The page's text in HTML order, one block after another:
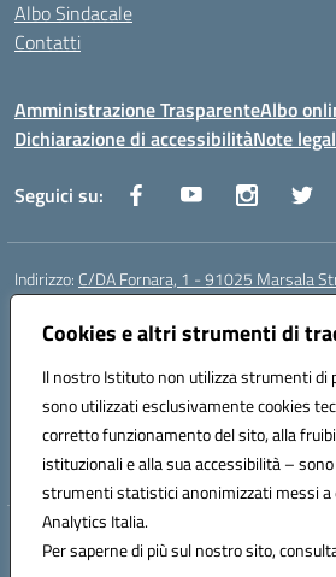
Cookies e altri strumenti di
Il nostro Istituto non utilizza strumenti di
sono utilizzati esclusivamente cookies
corretto funzionamento del sito, alla
istituzionali e alla sua accessibilità –
strumenti statistici anonimizzati messi a
Analytics Italia.
Per saperne di più sul nostro sito,
Albo Sindacale
Contatti
Amministrazione TrasparenteAlbo
Dichiarazione di accessibilitàNote
Seguici su:
Indirizzo: C/DA Fornara, 1 - 91025 Marsala
Centralino:
Posta elettronica certificata (PEC):
Codice fiscale: 82006360810
Codice meccanografico:TPIC81600V
Codice Indice delle Pubbliche
Codice unico di fatturazione (CUF): UFODYY
Hosting & Powered by 3D
Concept & Design by